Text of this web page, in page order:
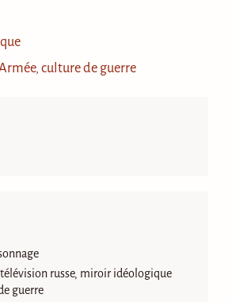
,culture de guerre
russe, miroir idéologique
guerre